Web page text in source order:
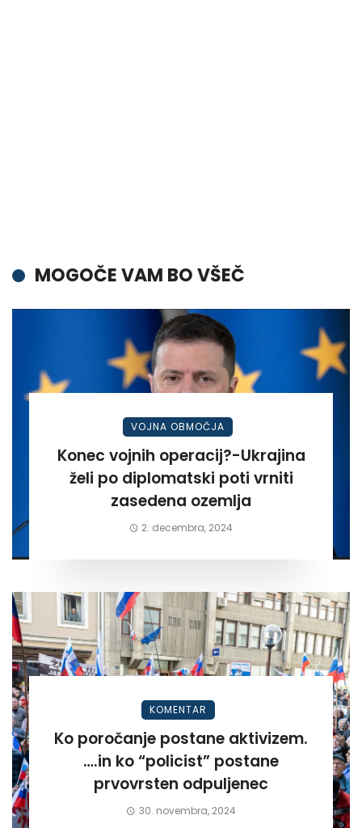
MOGOČE VAM BO VŠEČ
VOJNA OBMOČJA
Konec vojnih operacij?-Ukrajina
želi po diplomatski poti vrniti
zasedena ozemlja
2. decembra, 2024
KOMENTAR
Ko poročanje postane aktivizem.
….in ko “policist” postane
prvovrsten odpuljenec
30. novembra, 2024